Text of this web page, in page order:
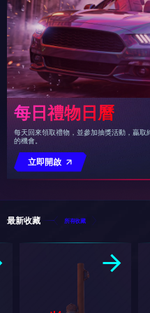
每日禮物日曆
每天回來領取禮物，並參加抽獎活動，贏
的機會。
立即開啟
最新收藏 所有收藏